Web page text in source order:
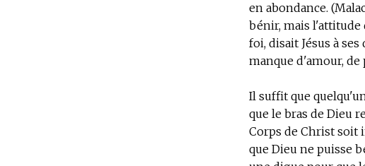
en abondance.
bénir, mais l'attitude
foi, disait Jésus à
manque d'amour,
Il suffit que
que le bras de Dieu
Corps de Christ soit
que Dieu ne puisse